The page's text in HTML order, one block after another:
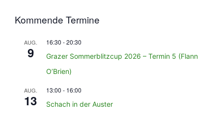
Kommende Termine
AUG.
9
16:30 -20:30
Grazer Sommerblitzcup 2026 – Termin 5 (Flann
O’Brien)
AUG.
13
13:00 - 16:00
Schach in der Auster